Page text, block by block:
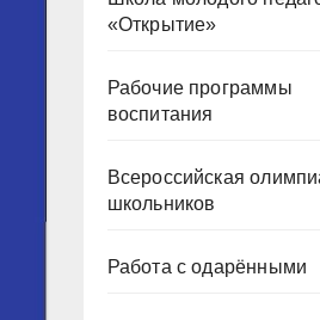
«Открытие»
Рабочие программы
воспитания
Всероссийская
школьников
Работа с одарёнными